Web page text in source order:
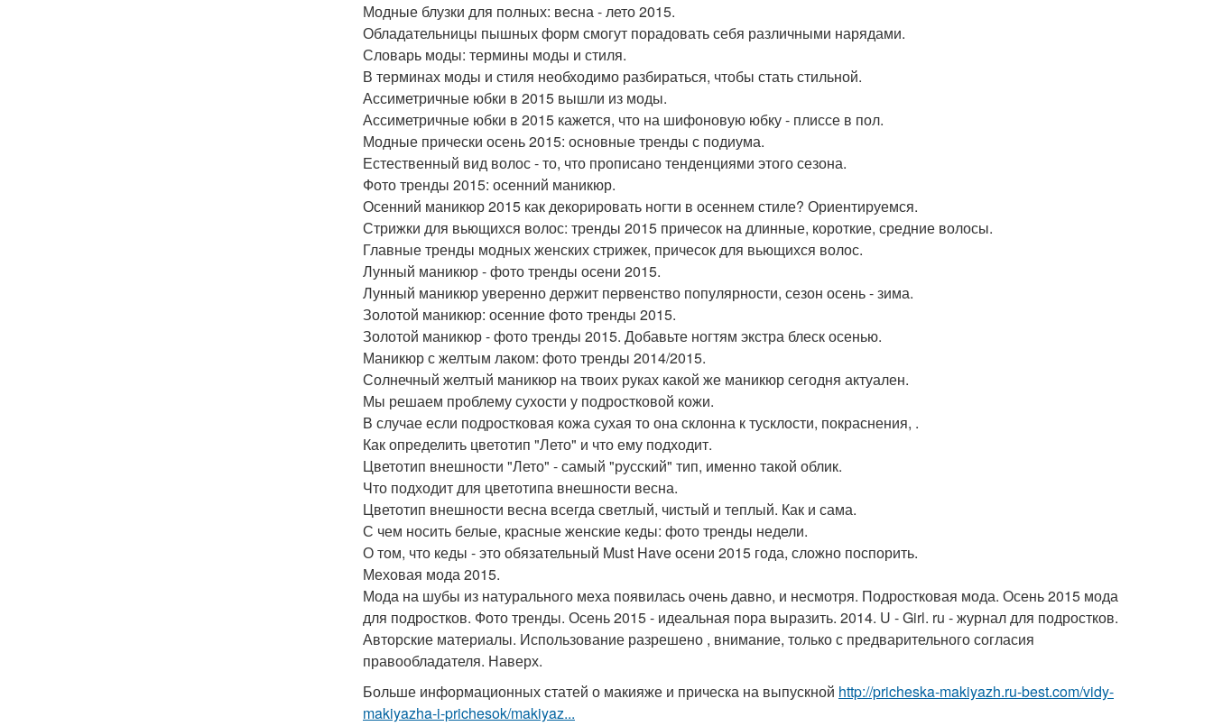
Модные блузки для полных: весна - лето 2015.
Обладательницы пышных форм смогут порадовать себя различными нарядами.
Словарь моды: термины моды и стиля.
В терминах моды и стиля необходимо разбираться, чтобы стать стильной.
Ассиметричные юбки в 2015 вышли из моды.
Ассиметричные юбки в 2015 кажется, что на шифоновую юбку - плиссе в пол.
Модные прически осень 2015: основные тренды с подиума.
Естественный вид волос - то, что прописано тенденциями этого сезона.
Фото тренды 2015: осенний маникюр.
Осенний маникюр 2015 как декорировать ногти в осеннем стиле? Ориентируемся.
Стрижки для вьющихся волос: тренды 2015 причесок на длинные, короткие, средние волосы.
Главные тренды модных женских стрижек, причесок для вьющихся волос.
Лунный маникюр - фото тренды осени 2015.
Лунный маникюр уверенно держит первенство популярности, сезон осень - зима.
Золотой маникюр: осенние фото тренды 2015.
Золотой маникюр - фото тренды 2015. Добавьте ногтям экстра блеск осенью.
Маникюр с желтым лаком: фото тренды 2014/2015.
Солнечный желтый маникюр на твоих руках какой же маникюр сегодня актуален.
Мы решаем проблему сухости у подростковой кожи.
В случае если подростковая кожа сухая то она склонна к тусклости, покраснения, .
Как определить цветотип "Лето" и что ему подходит.
Цветотип внешности "Лето" - самый "русский" тип, именно такой облик.
Что подходит для цветотипа внешности весна.
Цветотип внешности весна всегда светлый, чистый и теплый. Как и сама.
С чем носить белые, красные женские кеды: фото тренды недели.
О том, что кеды - это обязательный Must Have осени 2015 года, сложно поспорить.
Меховая мода 2015.
Мода на шубы из натурального меха появилась очень давно, и несмотря. Подростковая мода. Осень 2015 мода
для подростков. Фото тренды. Осень 2015 - идеальная пора выразить. 2014. U - Girl. ru - журнал для подростков.
Авторские материалы. Использование разрешено , внимание, только с предварительного согласия
правообладателя. Наверх.
Больше информационных статей о макияже и прическа на выпускной http://pricheska-makiyazh.ru-best.com/vidy-
makiyazha-i-prichesok/makiyaz...